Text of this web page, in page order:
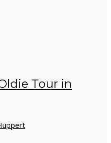
Tour in